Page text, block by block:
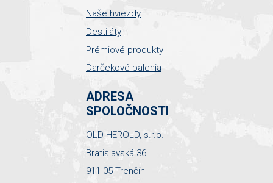
Naše hviezdy
Destiláty
Prémiové produkty
Darčekové balenia
ADRESA
SPOLOČNOSTI
OLD HEROLD, s.r.o.
Bratislavská 36
911 05 Trenčín